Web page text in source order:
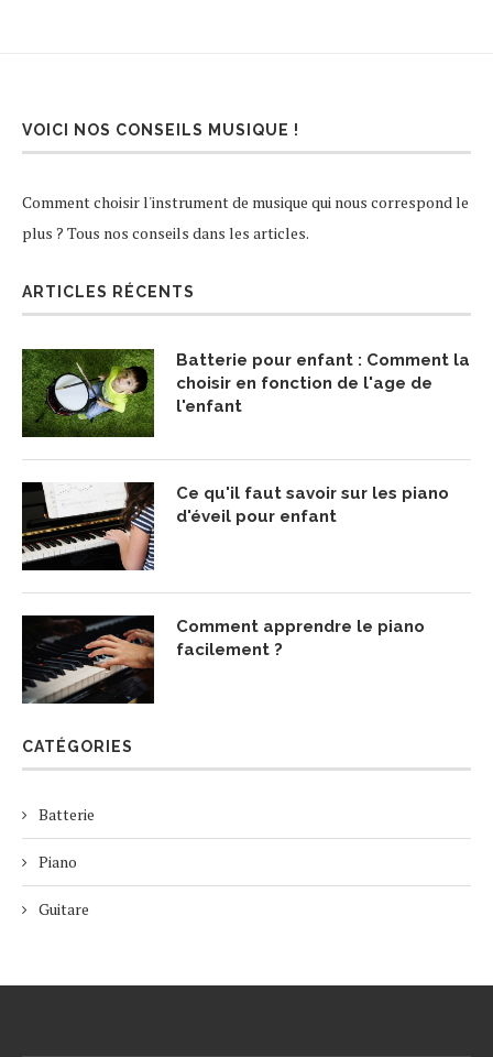
VOICI NOS CONSEILS MUSIQUE !
Comment choisir l'instrument de musique qui nous correspond le
plus ? Tous nos conseils dans les articles.
ARTICLES RÉCENTS
Batterie pour enfant : Comment la
choisir en fonction de l'age de
l'enfant
Ce qu'il faut savoir sur les piano
d'éveil pour enfant
Comment apprendre le piano
facilement ?
CATÉGORIES
Batterie
Piano
Guitare